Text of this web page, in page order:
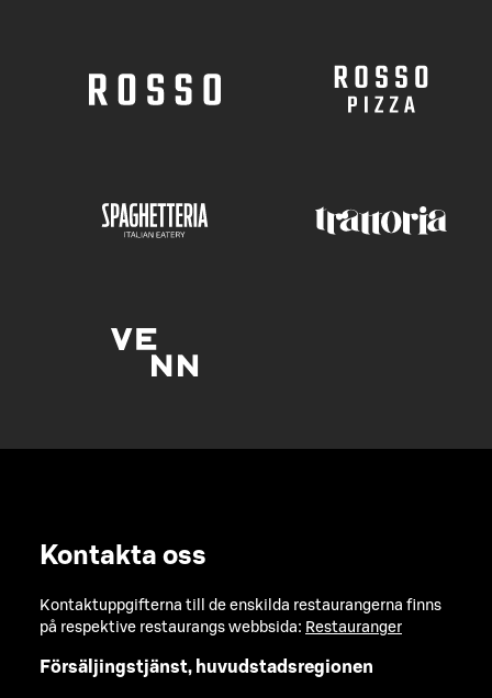
Kontakta oss
Kontaktuppgifterna till de enskilda restaurangerna finns
på respektive restaurangs webbsida: Restauranger
Försäljingstjänst, huvudstadsregionen